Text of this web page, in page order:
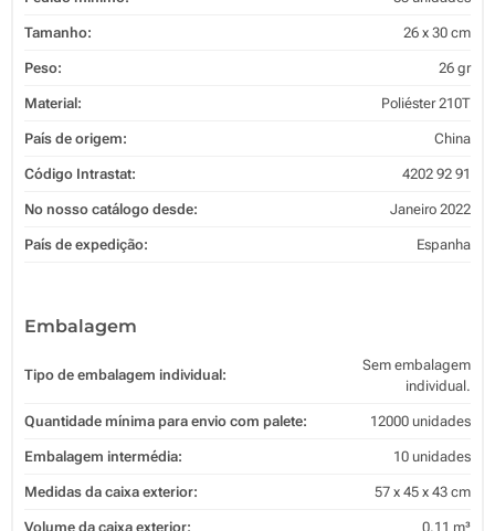
Tamanho: 26 x 30 cm
Peso: 26 gr
Material: Poliéster 210T
País de origem: China
Código Intrastat: 4202 92 91
No nosso catálogo desde: Janeiro 2022
País de expedição: Espanha
Embalagem
Tipo de embalagem individual:
Sem embalagem
individual.
Quantidade mínima para envio com palete: 12000 unidades
Embalagem intermédia: 10 unidades
Medidas da caixa exterior: 57 x 45 x 43 cm
Volume da caixa exterior: 0.11 m³